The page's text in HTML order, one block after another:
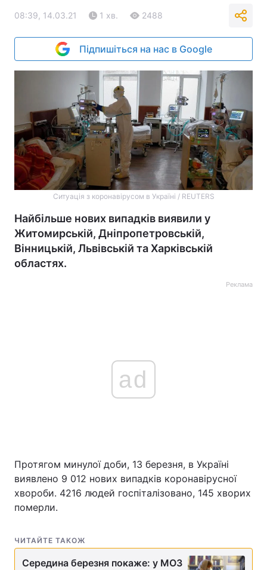
08:39, 14.03.21 1 хв. 2488
Підпишіться на нас в Google
Ситуація з коронавірусом в Україні / REUTERS
Найбільше нових випадків виявили у
Житомирській, Дніпропетровській,
Вінницькій, Львівській та Харківській
областях.
Реклама
ad
Протягом минулої доби, 13 березня, в Україні
виявлено 9 012 нових випадків коронавірусної
хвороби. 4216 людей госпіталізовано, 145 хворих
померли.
ЧИТАЙТЕ ТАКОЖ
Середина березня покаже: у МОЗ